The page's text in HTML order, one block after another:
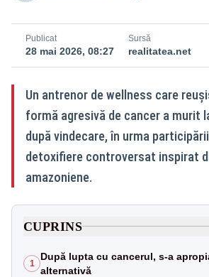
Publicat
28 mai 2026, 08:27
Sursă
realitatea.net
Un antrenor de wellness care
formă agresivă de cancer a murit
după vindecare, în urma
detoxifiere controversat inspirat
amazoniene.
CUPRINS
1
După lupta cu cancerul, s-a
alternativă